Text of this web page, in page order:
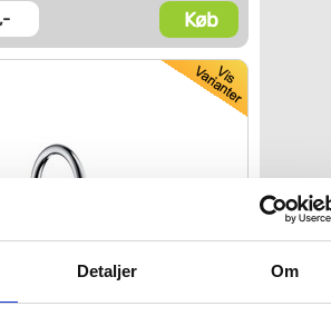
Detaljer Om
Køb
Montreux karbatteri til